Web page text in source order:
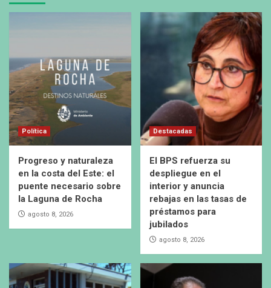
Política
Progreso y naturaleza
en la costa del Este: el
puente necesario sobre
la Laguna de Rocha
agosto 8, 2026
Destacadas
El BPS refuerza su
despliegue en el
interior y anuncia
rebajas en las tasas de
préstamos para
jubilados
agosto 8, 2026